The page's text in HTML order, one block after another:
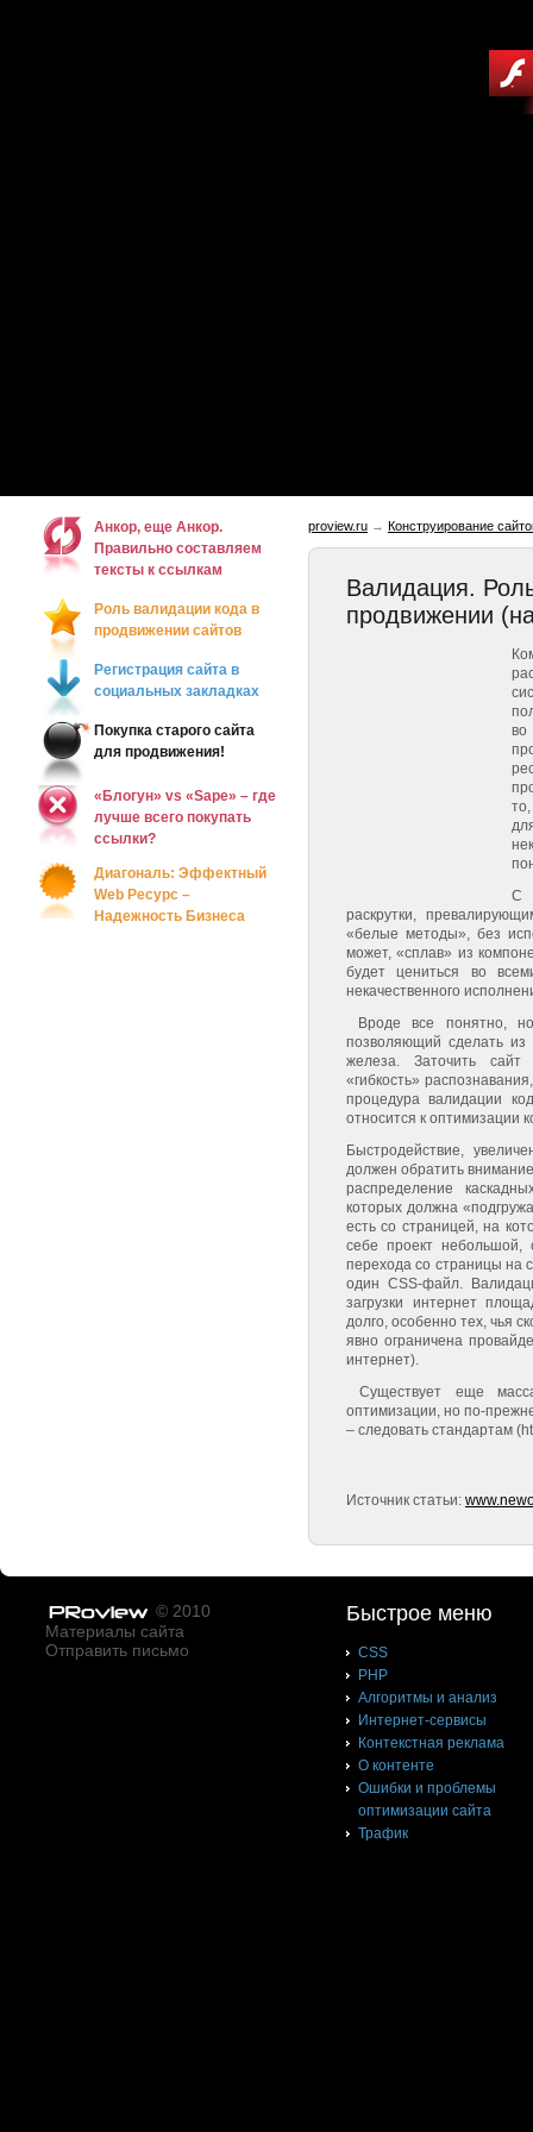
Анкор, еще Анкор.
Правильно составляем
тексты к ссылкам
Роль валидации кода в
продвижении сайтов
Регистрация сайта в
социальных закладках
Покупка старого сайта
для продвижения!
«Блогун» vs «Sape» – где
лучше всего покупать
ссылки?
Диагональ: Эффектный
Web Ресурс –
Надежность Бизнеса
proview.ru → Конструирование
Валидация.
продвижении
С
раскрутки,
«белые методы», без
может, «сплав» из
будет цениться во
некачественного
Вроде все понятно,
позволяющий сделать из
железа. Заточить
«гибкость»
процедура валидации
относится к оптимизации
Быстродействие,
должен обратить
распределение
которых должна
есть со страницей, на
себе проект
перехода со страницы на
один CSS-файл.
загрузки интернет
долго, особенно тех, чья
явно ограничена
интернет).
Существует еще
оптимизации, но по-
– следовать стандартам
Источник статьи:
© 2010
Материалы сайта
Отправить письмо
Быстрое меню
CSS
PHP
Алгоритмы и анализ
Интернет-сервисы
Контекстная реклама
О контенте
Ошибки и проблемы
оптимизации сайта
Трафик